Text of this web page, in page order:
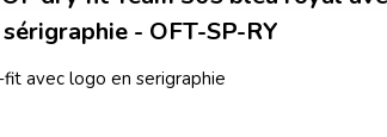
- OFT-SP-RY
avec logo en serigraphie